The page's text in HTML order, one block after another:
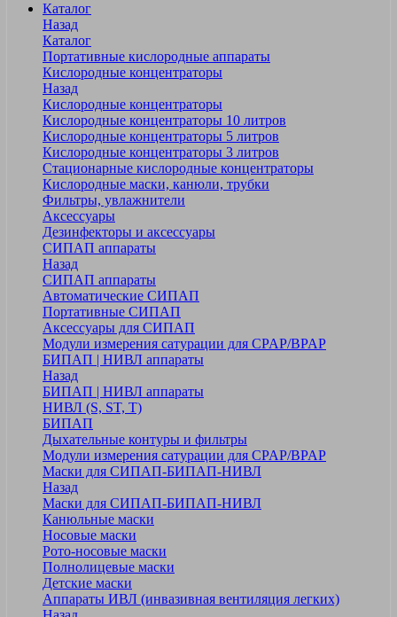
Каталог
Назад
Каталог
Портативные кислородные аппараты
Кислородные концентраторы
Назад
Кислородные концентраторы
Кислородные концентраторы 10 литров
Кислородные концентраторы 5 литров
Кислородные концентраторы 3 литров
Стационарные кислородные концентраторы
Кислородные маски, канюли, трубки
Фильтры, увлажнители
Аксессуары
Дезинфекторы и аксессуары
СИПАП аппараты
Назад
СИПАП аппараты
Автоматические СИПАП
Портативные СИПАП
Аксессуары для СИПАП
Модули измерения сатурации для CPAP/BPAP
БИПАП | НИВЛ аппараты
Назад
БИПАП | НИВЛ аппараты
НИВЛ (S, ST, T)
БИПАП
Дыхательные контуры и фильтры
Модули измерения сатурации для CPAP/BPAP
Маски для СИПАП-БИПАП-НИВЛ
Назад
Маски для СИПАП-БИПАП-НИВЛ
Канюльные маски
Носовые маски
Рото-носовые маски
Полнолицевые маски
Детские маски
Аппараты ИВЛ (инвазивная вентиляция легких)